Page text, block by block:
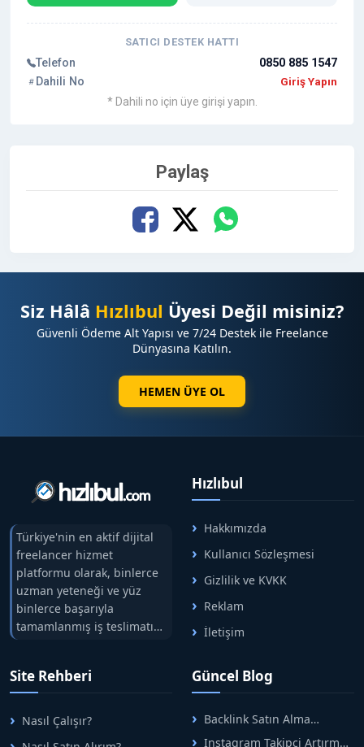
SATICI DESTEK HATTI
Telefon
0850 885 1547
Dahili No
Giriş Yapın
* Dahili no için üye girişi yapın.
Paylaş
Siz Hâlâ Hızlıbul Üyesi Değil misiniz?
Güvenli Ödeme Alt Yapısı ve 7/24 Destek ile Freelance
Dünyasına Katılın.
HEMEN ÜYE OL
Türkiye'nin en aktif dijital
freelancer hizmet
platformu olarak, binlerce
uzman yeteneği ve yüz
binlerce başarıyla
tamamlanmış iş teslimatını
tek çatıda buluşturuyoruz.
arasındaki süreci risksiz
alışveriş sistemi ile koruyan
ticaretin güvenli
adreslerinden birisidir.
Hızlıbul
Hakkımızda
Kullanıcı Sözleşmesi
Gizlilik ve KVKK
Reklam
İletişim
Site Rehberi
Nasıl Çalışır?
Güncel Blog
Backlink Satın Alma
Rehberi: Güvenli SEO İçin
Instagram Takipçi Artırma